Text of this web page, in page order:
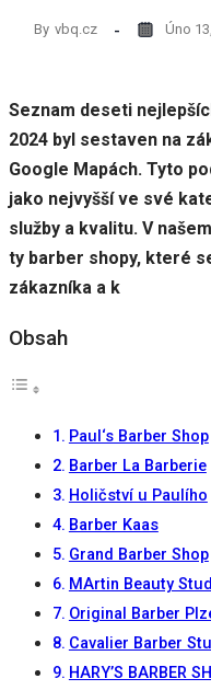
By vbq.cz Úno
Seznam deseti
2024 byl sestaven na
Google Mapách. Tyto
jako nejvyšší ve své
služby a kvalitu. V
ty barber shopy, které
zákazníka a k
Obsah
Paul‘s Barber Shop
Barber La Barberie
Holičství u Paulího
Barber Kaas
Grand Barber Shop
MArtin Beauty
Original Barber
Cavalier Barber
HARY’S BARBER
toho, jak
používají.
Uživatelská
zkušenost
Aby naše
webové
fungovaly
návštěvě co
cookies
některé
funkce z
Marketing
Sdílením svých
zájmů a chování
při návštěvě našich
stránek zvyšujete
personalizovaného